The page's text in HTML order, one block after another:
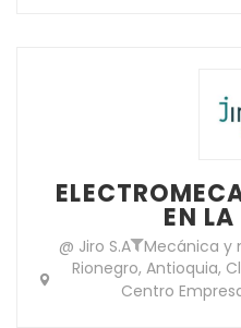
EN
@ Jiro S.A Mecánica y
Rionegro, Antioquia,
Centro